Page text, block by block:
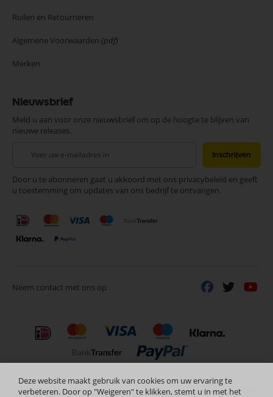
Ruilen en Retourneren
Algemene Voorwaarden (pdf)
Merken
Nieuwsbrief
Meld u aan voor onze nieuwsbrief om op de hoogte te blijven van
nieuwe releases.
onze
nieuwsbrief
Inschrijven
Door u te abonneren gaat u akkoord met ons privacybeleid en geeft
u toestemming om updates van ons bedrijf te ontvangen.
Neem contact met ons op
Deze website maakt gebruik van cookies om uw ervaring te
verbeteren. Door op "Weigeren" te klikken, stemt u in met het
Copyright © 2024 Selectra Hengelo Nederlands